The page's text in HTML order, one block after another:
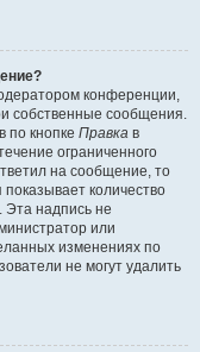
конференции,
собственные сообщения.
по кнопке Правка в
ограниченного
на сообщение, то
количество
Эта надпись не
или
изменениях по
не могут удалить